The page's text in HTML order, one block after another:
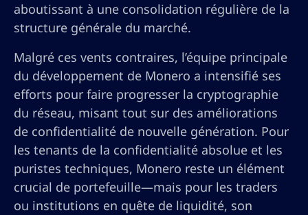
aboutissant à une consolidation régulière de la
structure générale du marché.
Malgré ces vents contraires, l’équipe principale
du développement de Monero a intensifié ses
efforts pour faire progresser la cryptographie
du réseau, misant tout sur des améliorations
de confidentialité de nouvelle génération. Pour
les tenants de la confidentialité absolue et les
puristes techniques, Monero reste un élément
crucial de portefeuille—mais pour les traders
ou institutions en quête de liquidité, son